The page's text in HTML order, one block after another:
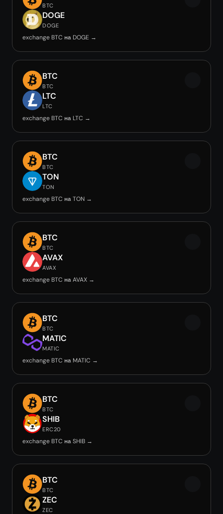
BTC
DOGE
DOGE
exchange BTC на DOGE →
BTC
BTC
LTC
LTC
exchange BTC на LTC →
BTC
BTC
TON
TON
exchange BTC на TON →
BTC
BTC
AVAX
AVAX
exchange BTC на AVAX →
BTC
BTC
MATIC
MATIC
exchange BTC на MATIC →
BTC
BTC
SHIB
ERC20
exchange BTC на SHIB →
BTC
BTC
ZEC
ZEC